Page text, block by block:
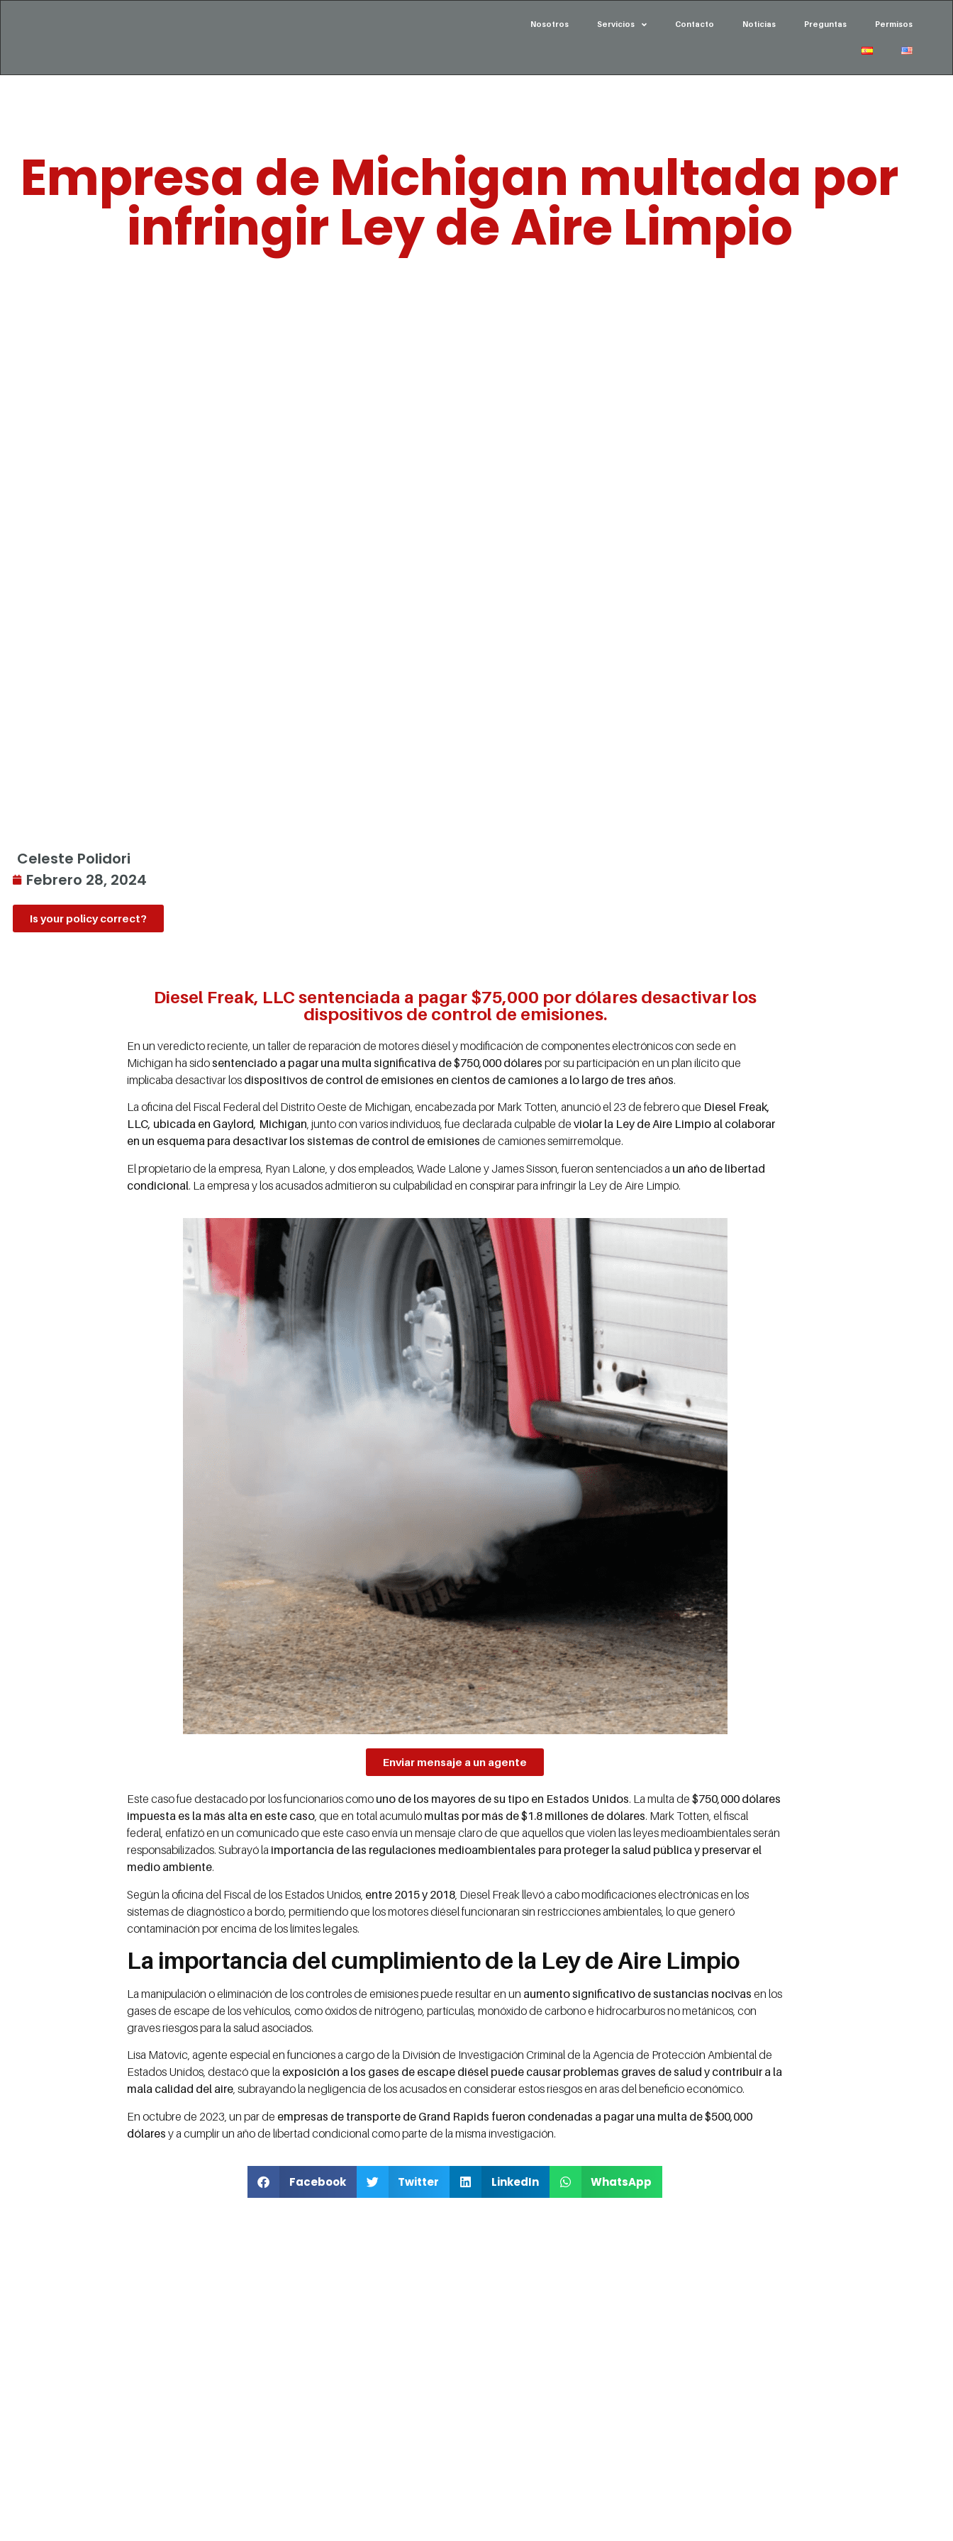
Nosotros Servicios Contacto Noticias Preguntas Permisos
Empresa de Michigan multada por
infringir Ley de Aire Limpio
Celeste Polidori
Febrero 28, 2024
Is your policy correct?
Diesel Freak, LLC sentenciada a pagar $75,000 por dólares desactivar los
dispositivos de control de emisiones.
En un veredicto reciente, un taller de reparación de motores diésel y modificación de componentes electrónicos con sede en
Michigan ha sidosentenciado a pagar una multa significativa de $750,000 dólares por su participación en un plan ilícito que
implicaba desactivar los dispositivos de control de emisiones en cientos de camiones a lo largo de tres años.
La oficina del Fiscal Federal del Distrito Oeste de Michigan, encabezada por Mark Totten, anunció el 23 de febrero que Diesel Freak,
LLC, ubicada en Gaylord, Michigan, junto con varios individuos, fue declarada culpable deviolar la Ley de Aire Limpio al colaborar
en un esquema para desactivar los sistemas de control de emisiones de camiones semirremolque.
El propietario de la empresa, Ryan Lalone, y dos empleados, Wade Lalone y James Sisson, fueron sentenciados a un año de libertad
condicional. La empresa y los acusados admitieron su culpabilidad en conspirar para infringir la Ley de Aire Limpio.
Enviar mensaje a un agente
Este caso fue destacado por los funcionarios como uno de los mayores de su tipo en Estados Unidos. La multa de$750,000 dólares
impuesta es la más alta en este caso, que en total acumuló multas por más de $1.8 millones de dólares. Mark Totten, el fiscal
federal, enfatizó en un comunicado que este caso envía un mensaje claro de que aquellos que violen las leyes medioambientales serán
responsabilizados. Subrayó la importancia de las regulaciones medioambientales para proteger la salud pública y preservar el
medio ambiente.
Según la oficina del Fiscal de los Estados Unidos, entre 2015 y 2018 , Diesel Freak llevó a cabo modificaciones electrónicas en los
sistemas de diagnóstico a bordo, permitiendo que los motores diésel funcionaran sin restricciones ambientales, lo que generó
contaminación por encima de los límites legales.
La importancia del cumplimiento de la Ley de Aire Limpio
La manipulación o eliminación de los controles de emisiones puede resultar en un aumento significativo de sustancias nocivasen los
gases de escape de los vehículos, como óxidos de nitrógeno, partículas, monóxido de carbono e hidrocarburos no metánicos, con
graves riesgos para la salud asociados.
Lisa Matovic, agente especial en funciones a cargo de la División de Investigación Criminal de la Agencia de Protección Ambiental de
Estados Unidos, destacó que la exposición a los gases de escape diésel puede causar problemas graves de salud y contribuir a la
mala calidad del aire, subrayando la negligencia de los acusados en considerar estos riesgos en aras del beneficio económico.
En octubre de 2023, un par de empresas de transporte de Grand Rapids fueron condenadas a pagar una multa de $500,000
dólares y a cumplir un año de libertad condicional como parte de la misma investigación.
Facebook Twitter LinkedIn WhatsApp